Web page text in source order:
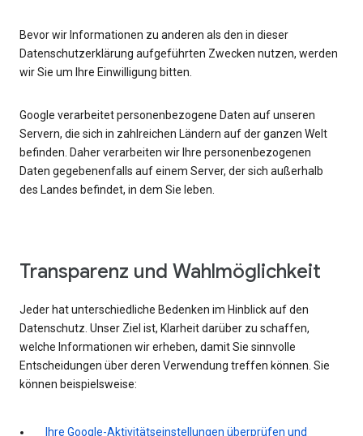
Bevor wir Informationen zu anderen als den in dieser
Datenschutzerklärung aufgeführten Zwecken nutzen, werden
wir Sie um Ihre Einwilligung bitten.
Google verarbeitet personenbezogene Daten auf unseren
Servern, die sich in zahlreichen Ländern auf der ganzen Welt
befinden. Daher verarbeiten wir Ihre personenbezogenen
Daten gegebenenfalls auf einem Server, der sich außerhalb
des Landes befindet, in dem Sie leben.
Transparenz und Wahlmöglichkeit
Jeder hat unterschiedliche Bedenken im Hinblick auf den
Datenschutz. Unser Ziel ist, Klarheit darüber zu schaffen,
welche Informationen wir erheben, damit Sie sinnvolle
Entscheidungen über deren Verwendung treffen können. Sie
können beispielsweise:
Ihre Google-Aktivitätseinstellungen überprüfen und